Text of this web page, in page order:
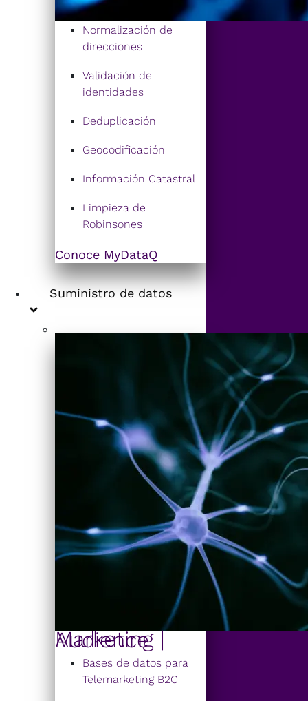
Normalización de
direcciones
Validación de
identidades
Deduplicación
Geocodificación
Información Catastral
Limpieza de
Robinsones
Conoce MyDataQ
Suministro de datos
Marketing | Audience
Bases de datos para
Telemarketing B2C